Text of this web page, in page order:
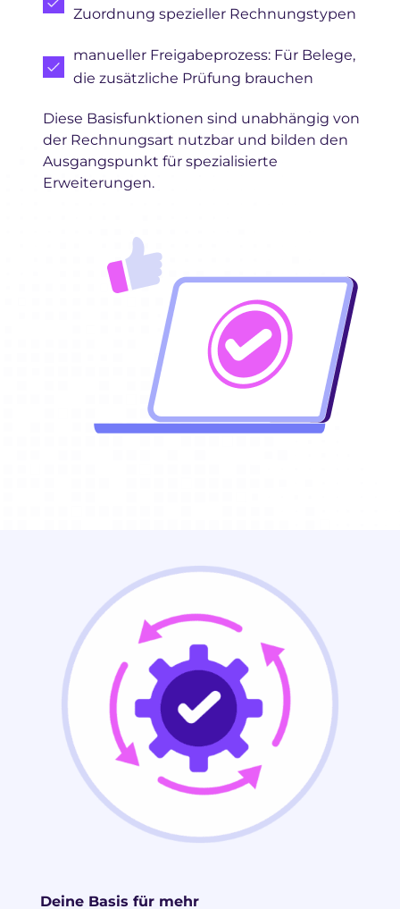
Zuordnung spezieller Rechnungstypen
manueller Freigabeprozess: Für Belege,
die zusätzliche Prüfung brauchen
Diese Basisfunktionen sind unabhängig von
der Rechnungsart nutzbar und bilden den
Ausgangspunkt für spezialisierte
Erweiterungen.
Deine Basis für mehr